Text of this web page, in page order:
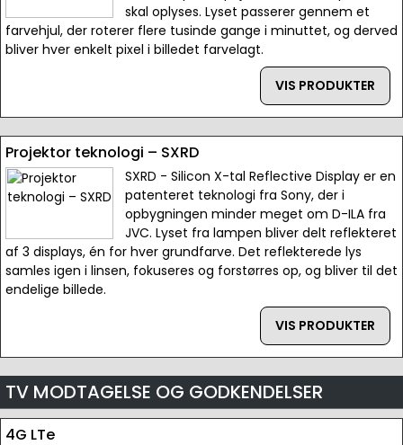
skal oplyses. Lyset passerer gennem et
farvehjul, der roterer flere tusinde gange i minuttet, og derved
bliver hver enkelt pixel i billedet farvelagt.
VIS PRODUKTER
Projektor teknologi – SXRD
SXRD - Silicon X-tal Reflective Display er en
patenteret teknologi fra Sony, der i
opbygningen minder meget om D-ILA fra
JVC. Lyset fra lampen bliver delt reflekteret
af 3 displays, én for hver grundfarve. Det reflekterede lys
samles igen i linsen, fokuseres og forstørres op, og bliver til det
endelige billede.
VIS PRODUKTER
TV MODTAGELSE OG GODKENDELSER
4G LTe